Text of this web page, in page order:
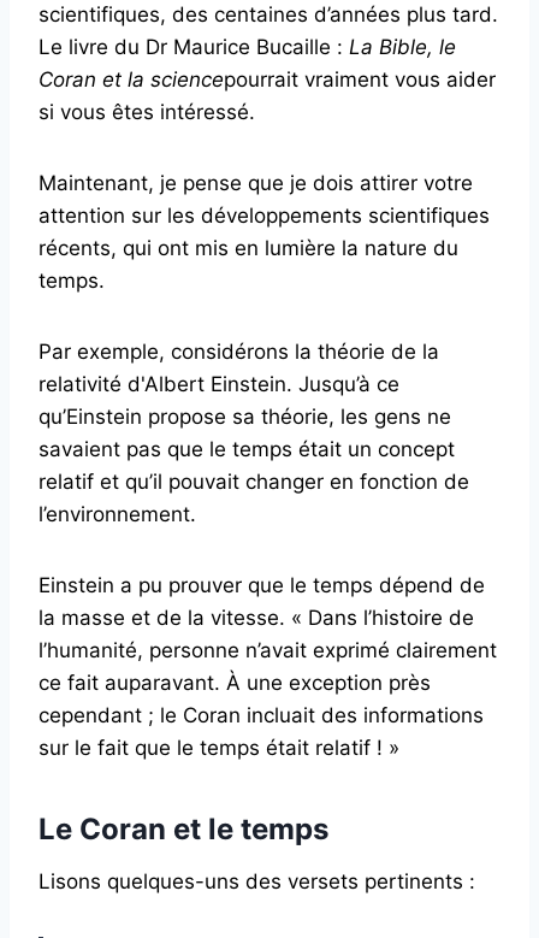
scientifiques, des centaines d’années plus tard.
Le livre du Dr Maurice Bucaille : La Bible, le
Coran et la sciencepourrait vraiment vous aider
si vous êtes intéressé.
Maintenant, je pense que je dois attirer votre
attention sur les développements scientifiques
récents, qui ont mis en lumière la nature du
temps.
Par exemple, considérons la théorie de la
relativité d'Albert Einstein. Jusqu’à ce
qu’Einstein propose sa théorie, les gens ne
savaient pas que le temps était un concept
relatif et qu’il pouvait changer en fonction de
l’environnement.
Einstein a pu prouver que le temps dépend de
la masse et de la vitesse. « Dans l’histoire de
l’humanité, personne n’avait exprimé clairement
ce fait auparavant. À une exception près
cependant ; le Coran incluait des informations
sur le fait que le temps était relatif ! »
Le Coran et le temps
Lisons quelques-uns des versets pertinents :